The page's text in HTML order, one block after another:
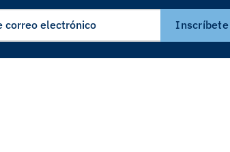
Inscríbete